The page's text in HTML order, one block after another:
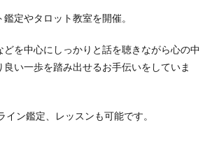
定やタロット教室を開催。
どを中心にしっかりと話を聴きながら心の中
良い一歩を踏み出せるお手伝いをしていま
ン鑑定、レッスンも可能です。